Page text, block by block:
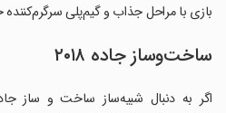
بازی با مراحل جذاب و گیم‌پلی
ساخت‌وساز جاده ۲۰۱۸